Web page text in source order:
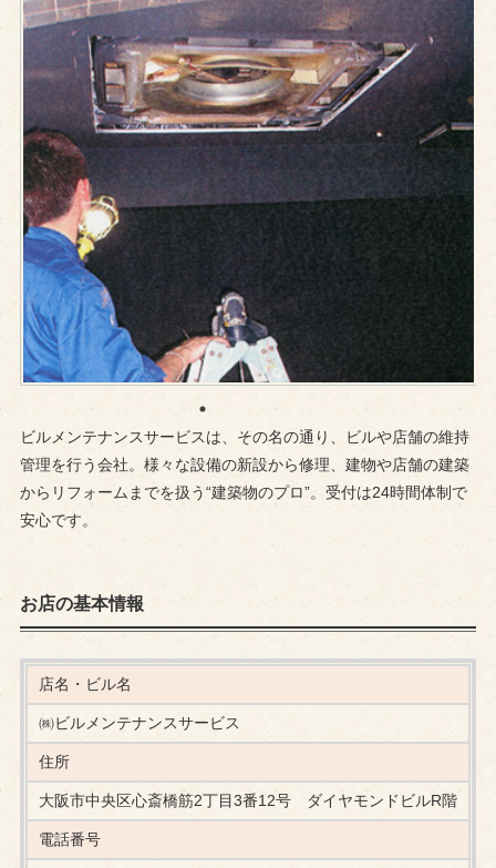
ビルメンテナンスサービスは、その名の通り、ビルや店舗の維持
管理を行う会社。様々な設備の新設から修理、建物や店舗の建築
からリフォームまでを扱う“建築物のプロ”。受付は24時間体制で
安心です。
お店の基本情報
店名・ビル名
㈱ビルメンテナンスサービス
住所
大阪市中央区心斎橋筋2丁目3番12号 ダイヤモンドビルR階
電話番号